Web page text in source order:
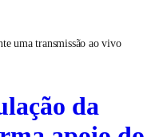
uma transmissão ao vivo
da